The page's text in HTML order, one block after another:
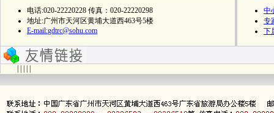
电话:020-22220228 传真：020-22220298
地址:广州市天河区黄埔大道西463号5楼
E-mail:gdtrc@sohu.com
中
专
下